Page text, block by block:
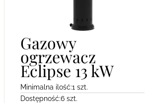
Gazowy
ogrzewacz
Eclipse 13 kW
Minimalna ilość:1 szt.
Dostępność:6 szt.